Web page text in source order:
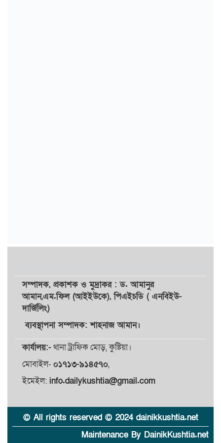
সম্পাদক, প্রকাশকওমুদ্রাকর: ড. আমানুর
আমান,এম.ফিল (আইইউকে), পিএইচডি ( এনবিইউ-
দার্জিলিং)
ব্যবস্থাপনা সম্পাদক: শাহনাজ আমান।
কার্যালয়:-থানা ট্রাফিক মোড়, কুষ্টিয়া।
মোবাইল- ০১৭১৩-৯১৪৫৭০,
ইমেইল: info.dailykushtia@gmail.com
© All rights reserved © 2024 dainikkushtia.net
Maintenance By DainikKushtia.net